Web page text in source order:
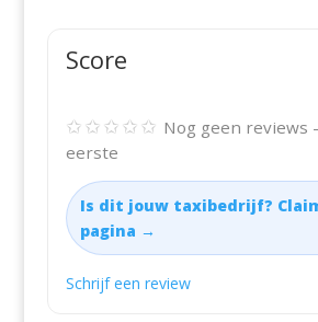
Score
✩✩✩✩✩ Nog geen reviews
eerste
Is dit jouw taxibedrijf?
pagina →
Schrijf een review